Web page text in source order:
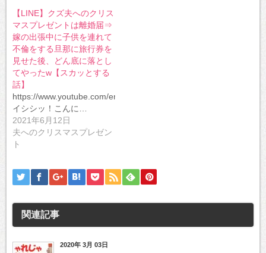
ま
す)
【LINE】クズ夫へのクリス
マスプレゼントは離婚届⇒
嫁の出張中に子供を連れて
不倫をする旦那に旅行券を
見せた後、どん底に落とし
てやったw【スカッとする
話】
https://www.youtube.com/embed/BdMAtHViISI
イシシッ！こんに…
2021年6月12日
夫へのクリスマスプレゼン
ト
関連記事
2020年 3月 03日